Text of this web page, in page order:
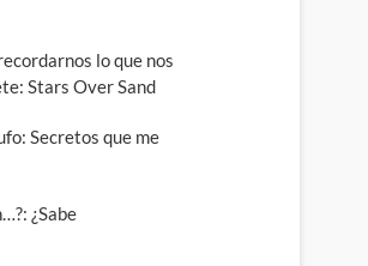
lo que nos
Stars Over Sand
Secretos que me
¿Sabe